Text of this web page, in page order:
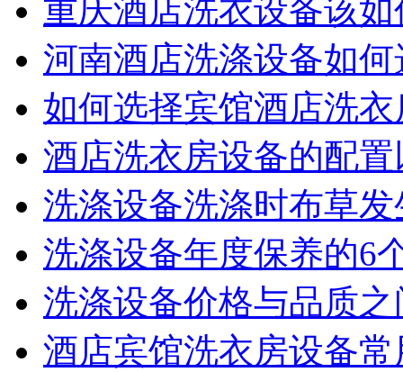
重庆酒店洗衣设备该如
河南酒店洗涤设备如何
如何选择宾馆酒店洗衣
酒店洗衣房设备的配置
洗涤设备洗涤时布草发
洗涤设备年度保养的6
洗涤设备价格与品质之
酒店宾馆洗衣房设备常